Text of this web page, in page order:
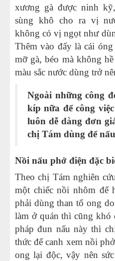
xương gà được ninh
sùng khô cho ra vị
không có vị ngọt như
Thêm vào đấy là cái
mỡ gà, béo mà không
màu sắc nước dùng trở
Ngoài những công
kíp nữa để công
luôn dễ dàng đơn
chị Tám dùng để
Nồi nấu phở điện đặc
Theo chị Tám nghiên
một chiếc nồi nhôm để
phải dùng than tổ ong
làm ở quán thì cũng
pháp đun nấu này thì
thức để canh xem nồi
ong lại độc, vậy nên